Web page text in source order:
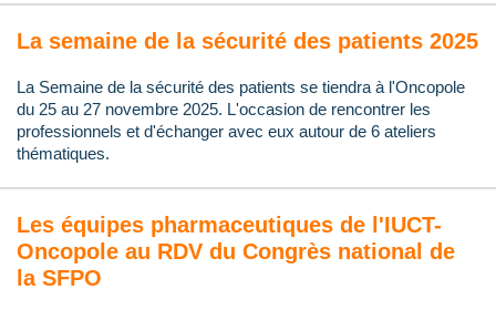
La semaine de la sécurité des patients 2025
La Semaine de la sécurité des patients se tiendra à l'Oncopole
du 25 au 27 novembre 2025. L'occasion de rencontrer les
professionnels et d'échanger avec eux autour de 6 ateliers
thématiques.
Les équipes pharmaceutiques de l'IUCT-
Oncopole au RDV du Congrès national de
la SFPO